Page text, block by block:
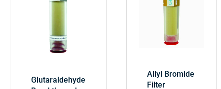
Glutaraldehyde
Allyl Bromide
Filter